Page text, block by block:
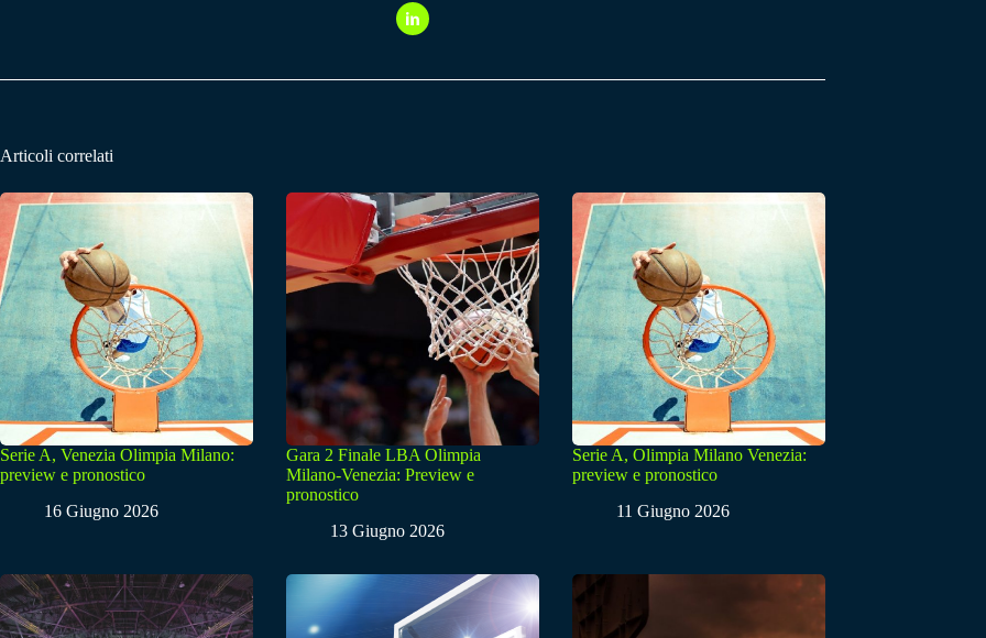
Articoli correlati
Serie A, Venezia Olimpia Milano:
preview e pronostico
16 Giugno 2026
Gara 2 Finale LBA Olimpia
Milano-Venezia: Preview e
pronostico
13 Giugno 2026
Serie A, Olimpia Milano Venezia:
preview e pronostico
11 Giugno 2026